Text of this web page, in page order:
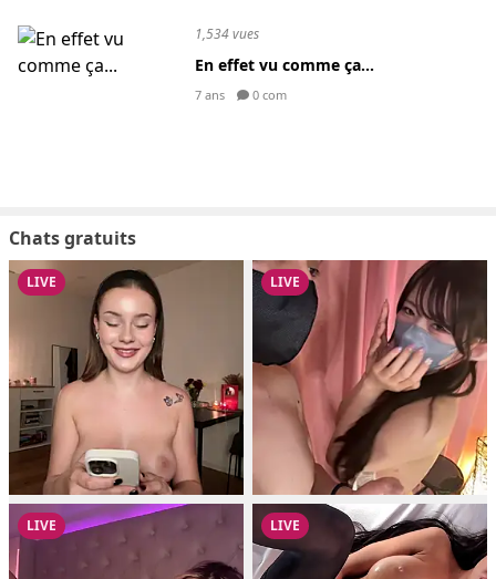
1,534 vues
En effet vu comme ça...
7 ans 0 com
Chats gratuits